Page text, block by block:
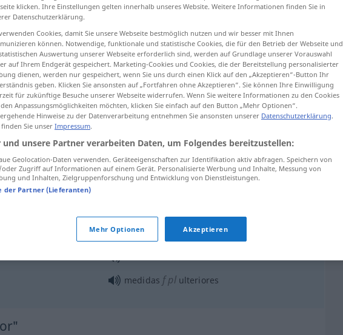
antippen)
ulterior (≈ más)
medidas fplulteriores
klicken. Ihre Einstellungen gelten innerhalb unseres Website. Weitere Informationen finden Sie in
Datenschutzerklärung.
Cookies, damit Sie unsere Webseite bestmöglich nutzen und wir besser mit Ihnen
können. Notwendige, funktionale und statistische Cookies, die für den Betrieb der Webseite und
Auswertung unserer Webseite erforderlich sind, werden auf Grundlage unserer Vorauswahl
auf Ihrem Endgerät gespeichert. Marketing-Cookies und Cookies, die der Bereitstellung personalisierter
dienen, werden nur gespeichert, wenn Sie uns durch einen Klick auf den „Akzeptieren“-Button Ihr
geben. Klicken Sie ansonsten auf „Fortfahren ohne Akzeptieren“. Sie können Ihre Einwilligung
für zukünftige Besuche unserer Webseite widerrufen. Wenn Sie weitere Informationen zu den Cookies
Anpassungsmöglichkeiten möchten, klicken Sie einfach auf den Button „Mehr Optionen“.
Hinweise zu der Datenverarbeitung entnehmen Sie ansonsten unserer Datenschutzerklärung.
finden Sie unser Impressum.
und unsere Partner verarbeiten Daten, um Folgendes bereitzustellen:
Geolocation-Daten verwenden. Geräteeigenschaften zur Identifikation aktiv abfragen. Speichern von
Zugriff auf Informationen auf einem Gerät. Personalisierte Werbung und Inhalte, Messung von
und Inhalten, Zielgruppenforschung und Entwicklung von Dienstleistungen.
der Partner (Lieferanten)
Mehr Optionen Akzeptieren